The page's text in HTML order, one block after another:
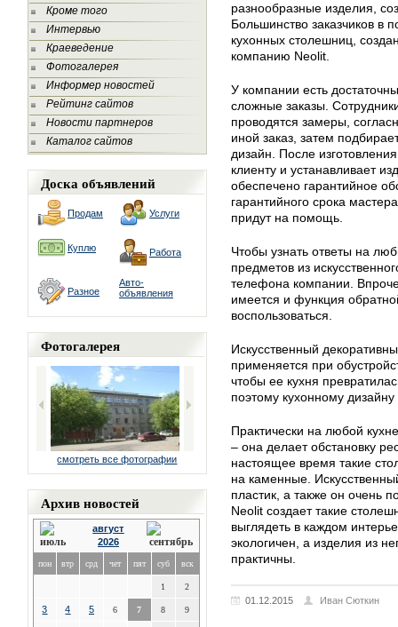
Кроме того
Интервью
Краеведение
Фотогалерея
Информер новостей
Рейтинг сайтов
Новости партнеров
Каталог сайтов
Доска объявлений
Продам Услуги
Куплю Работа
Разное
Авто-
объявления
Фотогалерея
смотреть все фотографии
Архив новостей
август
2026
пон втр срд чет пят суб вск
1 2
3 4 5 6 7 8 9
разнообразные изделия,
Большинство заказчиков в
кухонных столешниц,
компанию Neolit.
У компании есть
сложные заказы.
проводятся замеры,
иной заказ, затем
дизайн. После
клиенту и устанавливает
обеспечено гарантийное
гарантийного срока
придут на помощь.
Чтобы узнать ответы на
предметов из
телефона компании.
имеется и функция
воспользоваться.
Искусственный
применяется при
чтобы ее кухня
поэтому кухонному
Практически на любой
– она делает обстановку
настоящее время такие
на каменные.
пластик, а также он очень
Neolit создает такие
выглядеть в каждом
экологичен, а изделия из
практичны.
01.12.2015 Иван Сюткин